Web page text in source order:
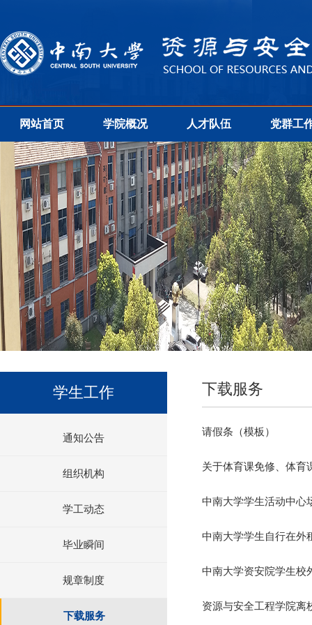
网站首页 学院概况 人才队伍 党群工
学生工作
通知公告
组织机构
学工动态
毕业瞬间
规章制度
下载服务
下载服务
请假条（模板）
关于体育课免修、体育
中南大学学生活动中心
中南大学学生自行在外
中南大学资安院学生校
资源与安全工程学院离